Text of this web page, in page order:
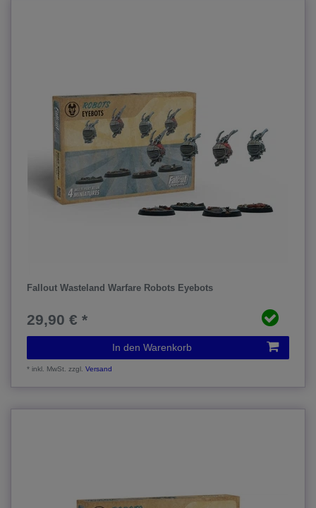
Fallout Wasteland Warfare Robots Eyebots
29,90 € *
In den Warenkorb
*inkl. MwSt. zzgl.Versand